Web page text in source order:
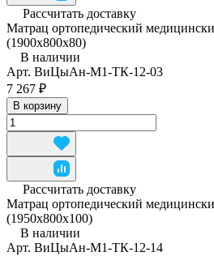
Рассчитать доставку
Матрац ортопедический
(1900х800х80)
В наличии
Арт. ВиЦыАн-М1-ТК-12-03
7 267 ₽
В корзину
Рассчитать доставку
Матрац ортопедический
(1950x800x100)
В наличии
Арт. ВиЦыАн-М1-ТК-12-14